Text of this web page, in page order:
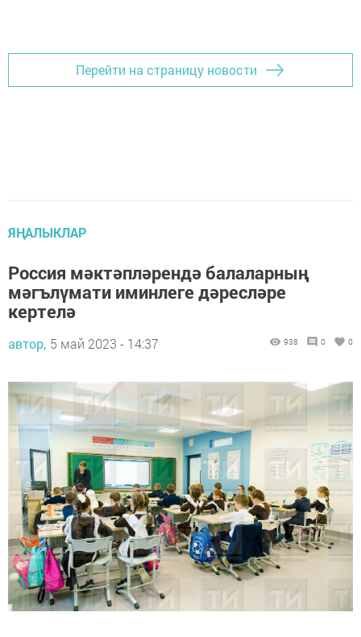
Перейти на страницу новости
ЯҢАЛЫКЛАР
Россия мәктәпләрендә балаларның
мәгълүмати иминлеге дәресләре
кертелә
автор, 5 май 2023 - 14:37 938 0 0